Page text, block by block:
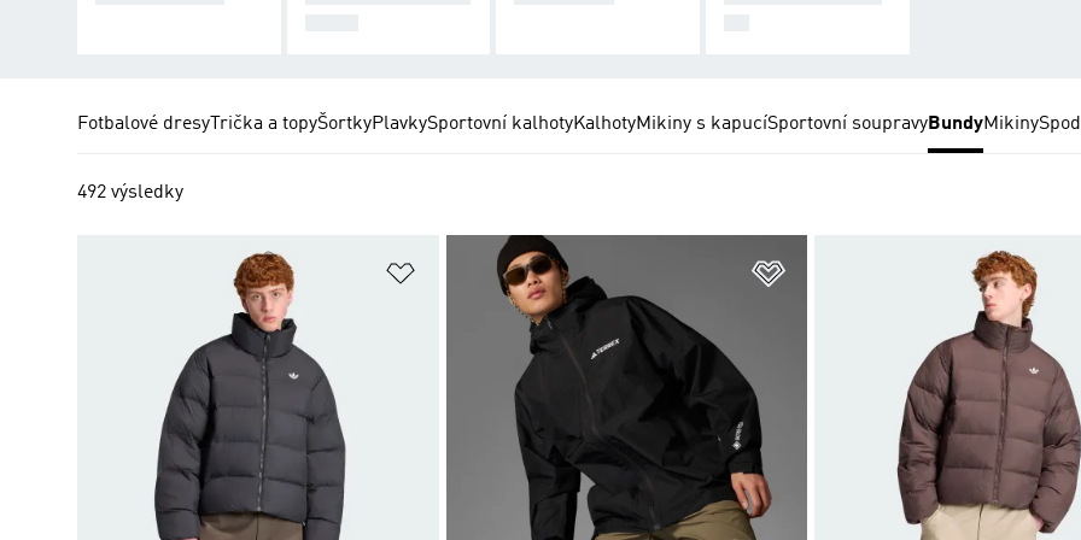
Fotbalové dresyTrička a topyŠortkyPlavkySportovní kalhotyKalhotyMikiny s kapucíSportovní soupravyBundyMikiny
492 výsledky
Přidat do seznamu přání Přidat do seznamu přání